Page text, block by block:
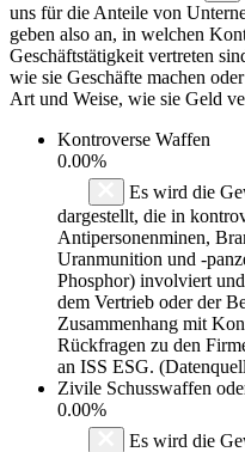
uns für die Anteile von
geben also an, in welchen
Geschäftstätigkeit vertreten
wie sie Geschäfte machen
Art und Weise, wie sie Geld
Kontroverse Waffen
0.00%
Es wird die
dargestellt, die in
Antipersonenminen,
Uranmunition und -
Phosphor) involviert
dem Vertrieb oder der
Zusammenhang mit
Rückfragen zu den
an ISS ESG.
Zivile Schusswaffen
0.00%
Es wird die